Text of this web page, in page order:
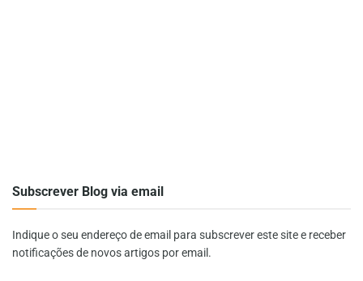
Subscrever Blog via email
Indique o seu endereço de email para subscrever este site e receber
notificações de novos artigos por email.